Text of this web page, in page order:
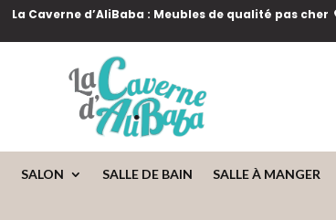
La Caverne d’AliBaba : Meubles de qualité pas cher
SALON SALLE DE BAIN SALLE À MANGER